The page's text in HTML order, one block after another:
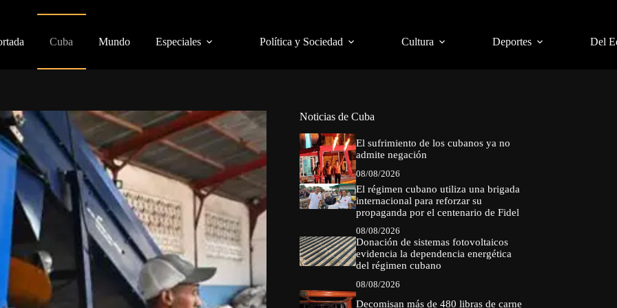
Cuba Mundo Especiales Política y Sociedad Cultura Deportes Del
Noticias de Cuba
El sufrimiento de los cubanos ya no
admite negación
08/08/2026
El régimen cubano utiliza una brigada
internacional para reforzar su
propaganda por el centenario de Fidel
08/08/2026
Donación de sistemas fotovoltaicos
evidencia la dependencia energética
del régimen cubano
08/08/2026
Decomisan más de 480 libras de carne